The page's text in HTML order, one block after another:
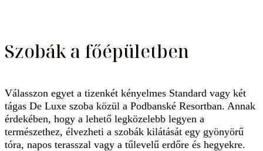
Szobák a főépületben
Válasszon egyet a tizenkét kényelmes Standard vagy két
tágas De Luxe szoba közül a Podbanské Resortban. Annak
érdekében, hogy a lehető legközelebb legyen a
természethez, élvezheti a szobák kilátását egy gyönyörű
tóra, napos terasszal vagy a tűlevelű erdőre és hegyekre.